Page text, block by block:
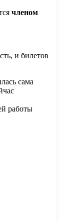
членом
и билетов
сама
работы